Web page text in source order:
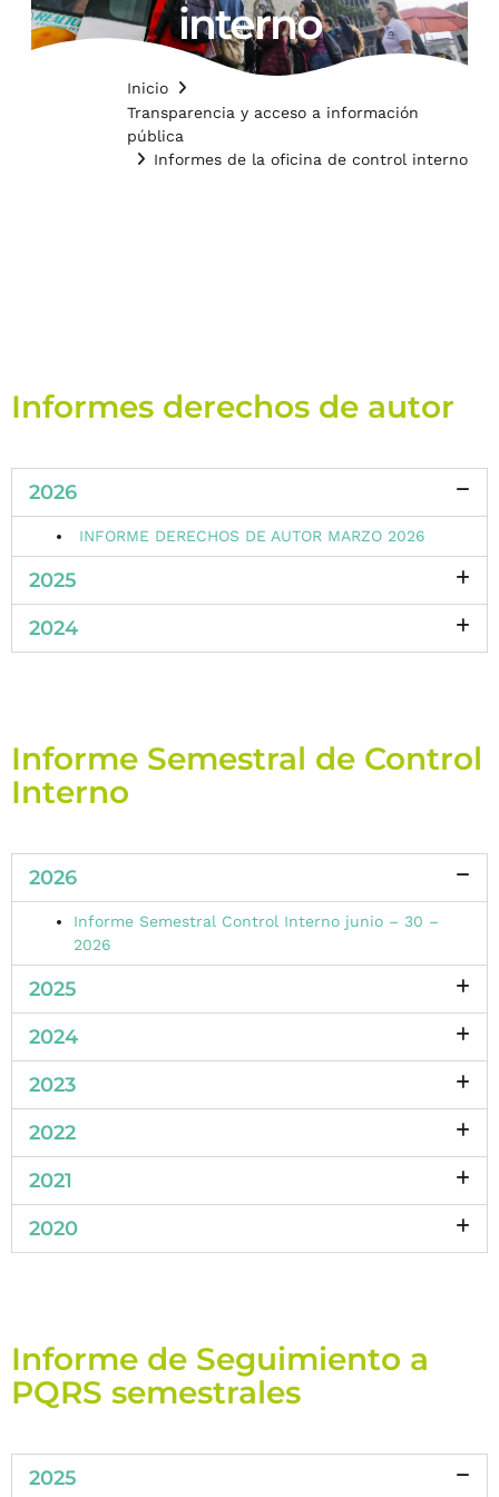
interno
Inicio
Transparencia y acceso a información
pública
Informes de la oficina de control interno
Informes derechos de autor
2026
INFORME DERECHOS DE AUTOR MARZO 2026
2025
2024
Informe Semestral de Control
Interno
2026
Informe Semestral Control Interno junio – 30 –
2026
2025
2024
2023
2022
2021
2020
Informe de Seguimiento a
PQRS semestrales
2025